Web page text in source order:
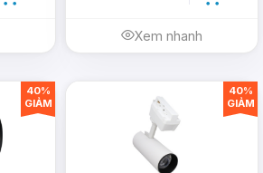
Xem nhanh
40%
GIẢM
40%
GIẢM